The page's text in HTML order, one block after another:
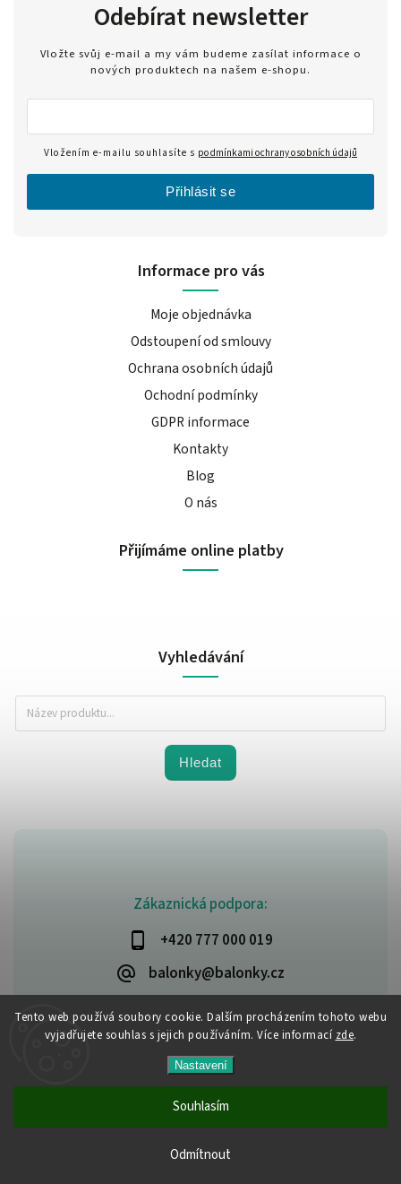
Tento web používá soubory cookie. Dalším procházením tohoto webu
vyjadřujete souhlas s jejich používáním. Více informací zde.
Nastavení
Odmítnout
Souhlasím
Všechny produkty jsou skladem. Vyřízené objednávky
Zákaznická podpora:
+420 777 000 019
balonky@balonky.cz
Informace pro vás
Moje objednávka
Odstoupení od smlouvy
Ochrana osobních údajů
Ochodní podmínky
GDPR informace
Kontakty
Blog
O nás
Přijímáme online platby
Vyhledávání
Hledat
Odebírat newsletter
Vložte svůj e-mail a my vám budeme zasílat informace o
nových produktech na našem e-shopu.
Vložením e-mailu souhlasíte s podmínkami ochrany osobních údajů
Přihlásit se
Party-narozeniny. Všechna práva vyhrazena.
Upravit nastavení cookies
VytvořilShoptet | Design